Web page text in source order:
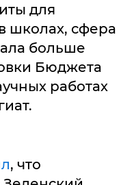
для
школах, сфера
больше
Бюджета
работах
, что